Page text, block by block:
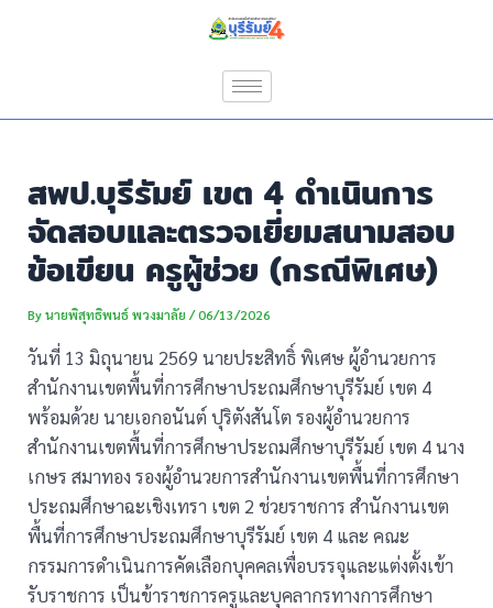
สพป.บุรีรัมย์ เขต 4 ดำเนินการ
จัดสอบและตรวจเยี่ยมสนามสอบ
ข้อเขียน ครูผู้ช่วย (กรณีพิเศษ)
Byนายพิสุทธิพนธ์ พวงมาลัย/06/13/2026
วันที่ 13 มิถุนายน 2569 นายประสิทธิ์ พิเศษ ผู้อำนวยการ
สำนักงานเขตพื้นที่การศึกษาประถมศึกษาบุรีรัมย์ เขต 4
พร้อมด้วย นายเอกอนันต์ ปุริตังสันโต รองผู้อำนวยการ
สำนักงานเขตพื้นที่การศึกษาประถมศึกษาบุรีรัมย์ เขต 4 นาง
เกษร สมาทอง รองผู้อำนวยการสำนักงานเขตพื้นที่การศึกษา
ประถมศึกษาฉะเชิงเทรา เขต 2 ช่วยราชการ สำนักงานเขต
พื้นที่การศึกษาประถมศึกษาบุรีรัมย์ เขต 4 และ คณะ
กรรมการดำเนินการคัดเลือกบุคคลเพื่อบรรจุและแต่งตั้งเข้า
รับราชการ เป็นข้าราชการครูและบุคลากรทางการศึกษา